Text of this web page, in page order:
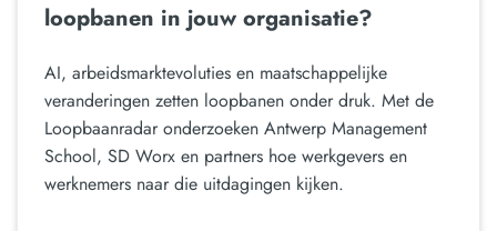
loopbanen in jouw organisatie?
AI, arbeidsmarktevoluties en maatschappelijke
veranderingen zetten loopbanen onder druk. Met de
Loopbaanradar onderzoeken Antwerp Management
School, SD Worx en partners hoe werkgevers en
werknemers naar die uitdagingen kijken.